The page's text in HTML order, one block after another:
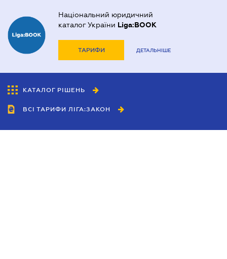
Національний юридичний
каталог України Liga:BOOK
ТАРИФИ ДЕТАЛЬНІШЕ
КАТАЛОГ РІШЕНЬ
ВСІ ТАРИФИ ЛІГА:ЗАКОН